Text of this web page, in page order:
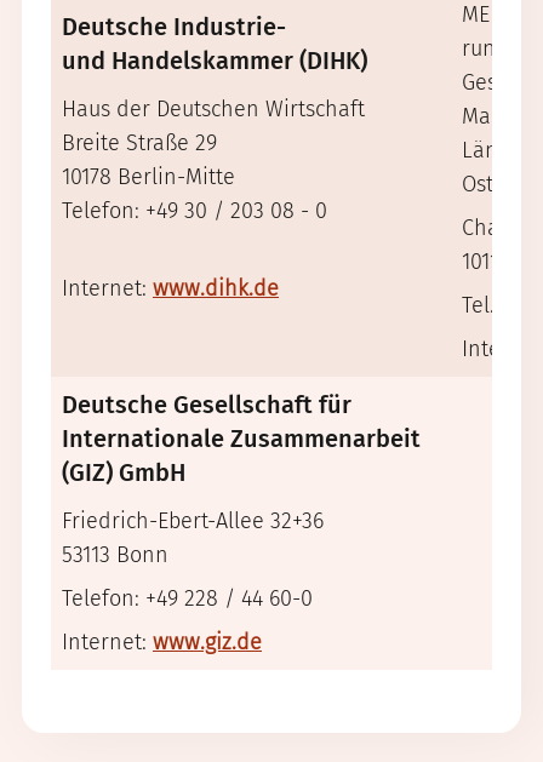
Deutsche Industrie-
und Handelskammer (DIHK)
Haus der Deutschen Wirtschaft
Breite Straße 29
10178 Berlin-Mitte
Telefon: +49 30 / 203 08 - 0
Internet: www.dihk.de
MENA
rund
Ostens.
10117
Tel.:
Deutsche Gesellschaft für
Internationale Zusammenarbeit
(GIZ) GmbH
Friedrich-Ebert-Allee 32+36
53113 Bonn
Telefon: +49 228 / 44 60-0
Internet: www.giz.de